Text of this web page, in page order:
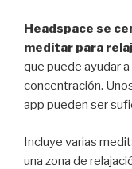
Headspace se
meditar para
que puede ayudar
concentración.
app pueden ser
Incluye varias
una zona de